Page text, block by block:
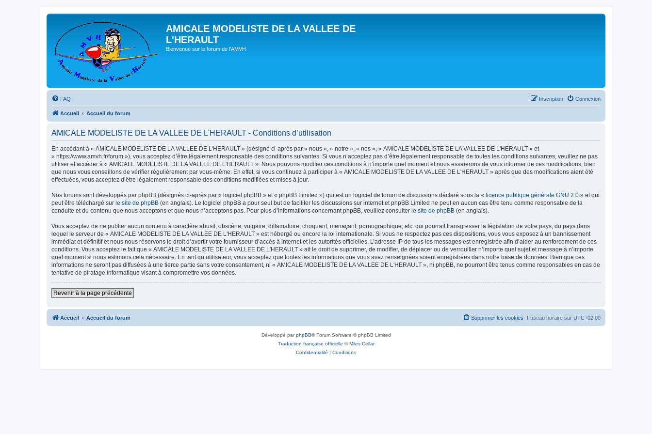
AMICALE MODELISTE DE LA VALLEE DE
L'HERAULT
Bienvenue sur le forum de l'AMVH
FAQ Connexion
Inscription
Accueil Accueil du forum
AMICALE MODELISTE DE LA VALLEE DE L'HERAULT - Conditions d’utilisation
En accédant à « AMICALE MODELISTE DE LA VALLEE DE L'HERAULT » (désigné ci-après par « nous », « notre », « nos », « AMICALE MODELISTE DE LA VALLEE DE L'HERAULT » et
« https://www.amvh.fr/forum »), vous acceptez d’être légalement responsable des conditions suivantes. Si vous n’acceptez pas d’être légalement responsable de toutes les conditions suivantes, veuillez ne pas
utiliser et accéder à « AMICALE MODELISTE DE LA VALLEE DE L'HERAULT ». Nous pouvons modifier ces conditions à n’importe quel moment et nous essaierons de vous informer de ces modifications, bien
que nous vous conseillons de vérifier régulièrement par vous-même. En effet, si vous continuez à participer à « AMICALE MODELISTE DE LA VALLEE DE L'HERAULT » après que des modifications aient été
effectuées, vous acceptez d’être légalement responsable des conditions modifiées et mises à jour.
Nos forums sont développés par phpBB (désignés ci-après par « logiciel phpBB » et « phpBB Limited ») qui est un logiciel de forum de discussions déclaré sous la « licence publique générale GNU 2.0 » et qui
peut être téléchargé sur le site de phpBB (en anglais). Le logiciel phpBB a pour seul but de faciliter les discussions sur internet et phpBB Limited ne peut en aucun cas être tenu comme responsable de la
conduite et du contenu que nous acceptons et que nous n’acceptons pas. Pour plus d’informations concernant phpBB, veuillez consulter le site de phpBB (en anglais).
Vous acceptez de ne publier aucun contenu à caractère abusif, obscène, vulgaire, diffamatoire, choquant, menaçant, pornographique, etc. qui pourrait transgresser la législation de votre pays, du pays dans
lequel le serveur de « AMICALE MODELISTE DE LA VALLEE DE L'HERAULT » est hébergé ou encore la loi internationale. Si vous ne respectez pas ces dispositions, vous vous exposez à un bannissement
immédiat et définitif et nous nous réservons le droit d’avertir votre fournisseur d’accès à internet et les autorités officielles. L’adresse IP de tous les messages est enregistrée afin d’aider au renforcement de ces
conditions. Vous acceptez le fait que « AMICALE MODELISTE DE LA VALLEE DE L'HERAULT » ait le droit de supprimer, de modifier, de déplacer ou de verrouiller n’importe quel sujet et message à n’importe
quel moment si nous estimons cela nécessaire. En tant qu’utilisateur, vous acceptez que toutes les informations que vous avez renseignées soient enregistrées dans notre base de données. Bien que ces
informations ne seront pas diffusées à une tierce partie sans votre consentement, ni « AMICALE MODELISTE DE LA VALLEE DE L'HERAULT », ni phpBB, ne pourront être tenus comme responsables en cas de
tentative de piratage informatique visant à compromettre vos données.
Revenir à la page précédente
Accueil Accueil du forum Fuseau horaire sur UTC+02:00
Supprimer les cookies
Développé parphpBB® Forum Software © phpBB Limited
Traduction française officielle ©Miles Cellar
Confidentialité | Conditions